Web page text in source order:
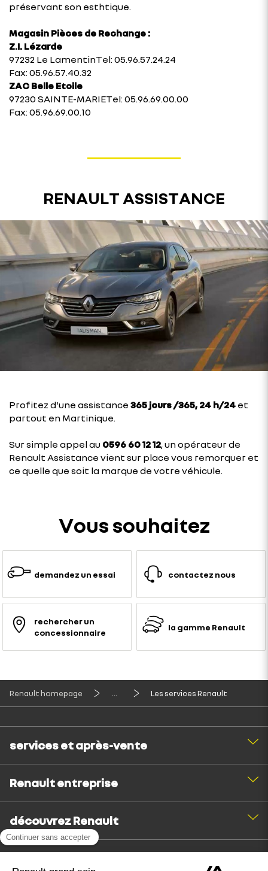
préservant son esthtique.
Magasin Pièces de Rechange :
Z.I. Lézarde
97232 Le LamentinTel: 05.96.57.24.24
Fax: 05.96.57.40.32
ZAC Belle Etoile
97230 SAINTE-MARIETel: 05.96.69.00.00
Fax: 05.96.69.00.10
RENAULT ASSISTANCE
Profitez d'une assistance 365 jours /365, 24 h/24 et
partout en Martinique.
Sur simple appel au 0596 60 12 12, un opérateur de
Renault Assistance vient sur place vous remorquer et
ce quelle que soit la marque de votre véhicule.
Vous souhaitez
demandez un essai contactez nous
rechercher un
concessionnaire
la gamme Renault